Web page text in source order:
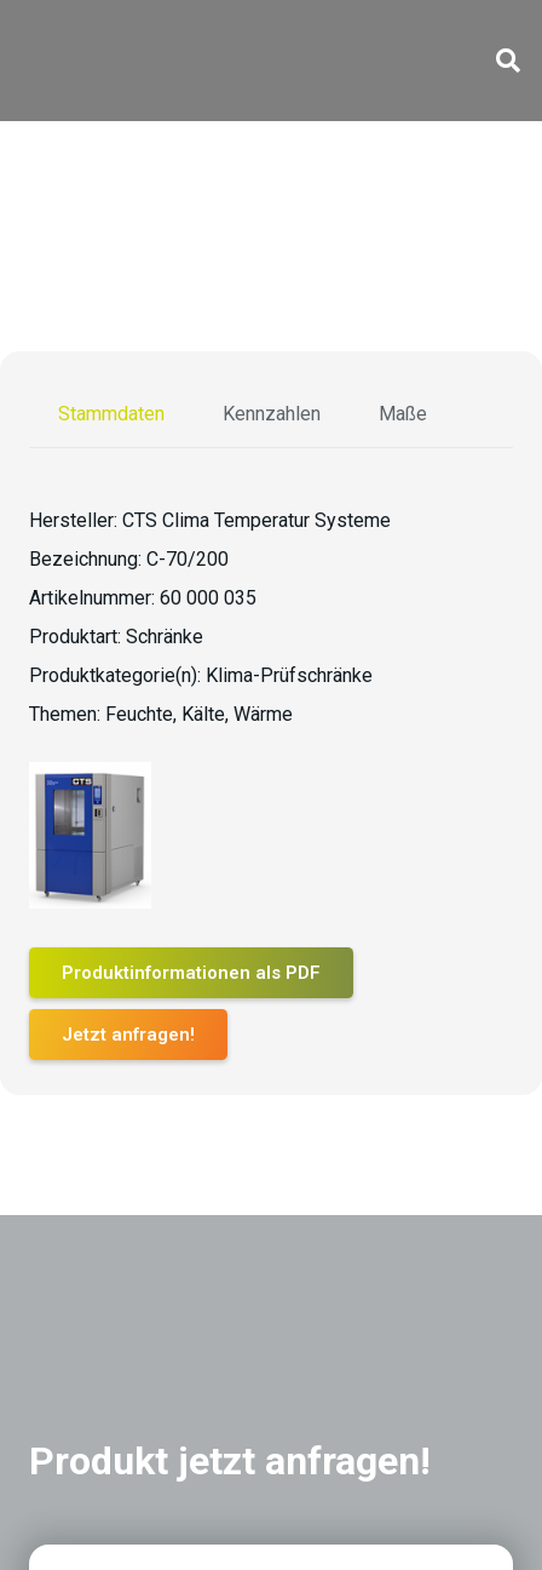
Stammdaten Kennzahlen Maße
Hersteller: CTS Clima Temperatur Systeme
Bezeichnung: C-70/200
Artikelnummer: 60 000 035
Produktart: Schränke
Produktkategorie(n): Klima-Prüfschränke
Themen: Feuchte, Kälte, Wärme
Produktinformationen als PDF
Jetzt anfragen!
Produkt jetzt anfragen!